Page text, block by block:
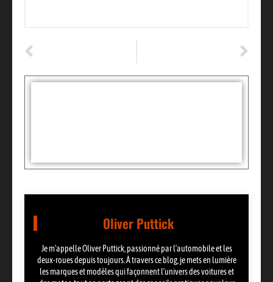
Oliver Puttick
Je m’appelle Oliver Puttick, passionné par l’automobile et les
deux-roues depuis toujours. À travers ce blog, je mets en lumière
les marques et modèles qui façonnent l’univers des voitures et